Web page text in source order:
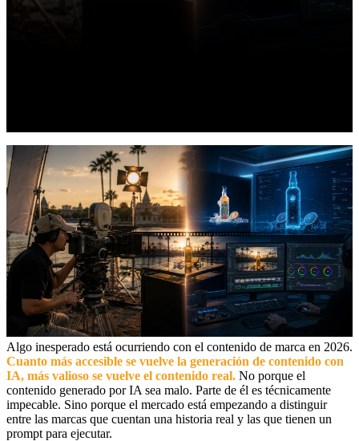
Algo inesperado está ocurriendo con el contenido de marca en 2026.
Cuanto más accesible se vuelve la generación de contenido con
IA, más valioso se vuelve el contenido real. No porque el
contenido generado por IA sea malo. Parte de él es técnicamente
impecable. Sino porque el mercado está empezando a distinguir
entre las marcas que cuentan una historia real y las que tienen un
prompt para ejecutar.